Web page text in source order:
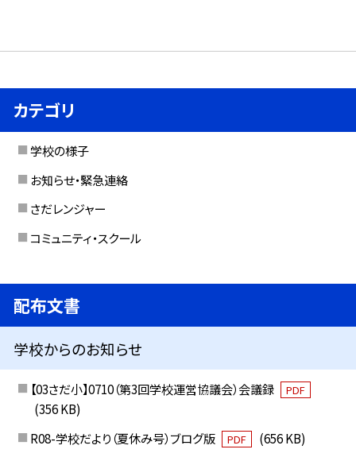
カテゴリ
学校の様子
お知らせ・緊急連絡
さだレンジャー
コミュニティ・スクール
配布文書
学校からのお知らせ
【03さだ小】0710（第3回学校運営協議会）会議録 PDF
(356 KB)
R08-学校だより（夏休み号）ブログ版
PDF
(656 KB)